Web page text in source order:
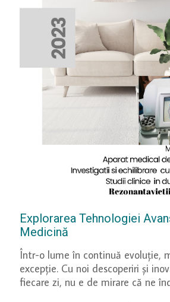
Explorarea Tehnologiei
Medicină
Într-o lume în continuă evoluție,
excepție. Cu noi descoperiri și
fiecare zi, nu e de mirare că ne